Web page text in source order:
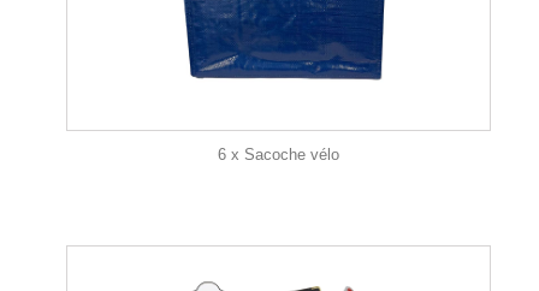
6 x Sacoche vélo